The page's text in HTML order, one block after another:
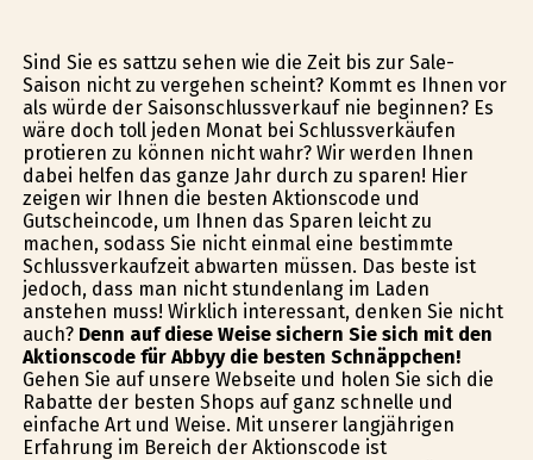
Sind Sie es sattzu sehen wie die Zeit bis zur Sale-
Saison nicht zu vergehen scheint? Kommt es Ihnen vor
als würde der Saisonschlussverkauf nie beginnen? Es
wäre doch toll jeden Monat bei Schlussverkäufen
profitieren zu können nicht wahr? Wir werden Ihnen
dabei helfen das ganze Jahr durch zu sparen! Hier
zeigen wir Ihnen die besten Aktionscode und
Gutscheincode, um Ihnen das Sparen leicht zu
machen, sodass Sie nicht einmal eine bestimmte
Schlussverkaufzeit abwarten müssen. Das beste ist
jedoch, dass man nicht stundenlang im Laden
anstehen muss! Wirklich interessant, denken Sie nicht
auch? Denn auf diese Weise sichern Sie sich mit den
Aktionscode für Abbyy die besten Schnäppchen!
Gehen Sie auf unsere Webseite und holen Sie sich die
Rabatte der besten Shops auf ganz schnelle und
einfache Art und Weise. Mit unserer langjährigen
Erfahrung im Bereich der Aktionscode ist